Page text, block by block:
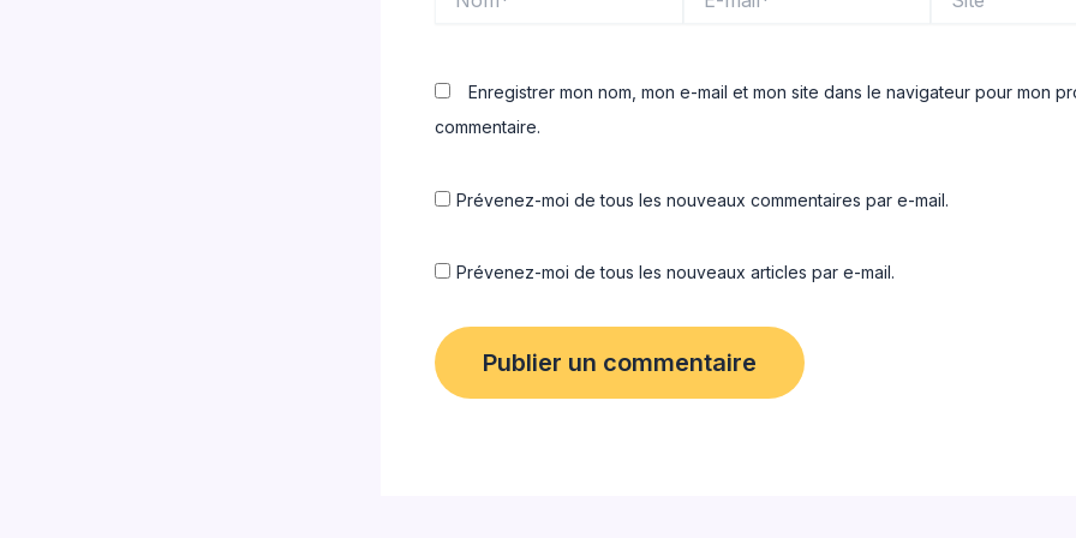
mail*
Enregistrer mon nom, mon e-mail et mon site dans le navigateur pour mon
commentaire.
Prévenez-moi de tous les nouveaux commentaires par e-mail.
Prévenez-moi de tous les nouveaux articles par e-mail.